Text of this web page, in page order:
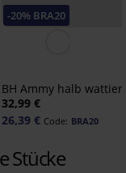
-20% BRA20
BH Ammy halb
32,99 €
26,39 € Code: BRA20
Stücke